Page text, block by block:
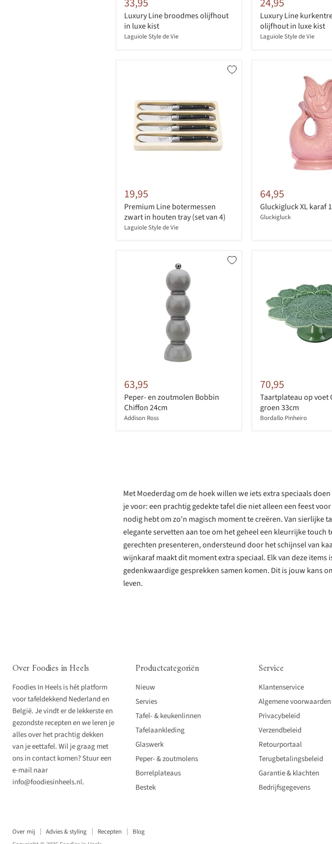
Luxury Line broodmes olijfhout
in luxe kist
Laguiole Style de Vie
Luxury Line
olijfhout in luxe kist
Laguiole Style de Vie
19,95
Premium Line botermessen
zwart in houten tray (set van 4)
Laguiole Style de Vie
64,95
Gluckigluck XL karaf
Gluckigluck
63,95
Peper- en zoutmolen Bobbin
Chiffon 24cm
Addison Ross
70,95
Taartplateau op voet
groen 33cm
Bordallo Pinheiro
Met Moederdag om de hoek willen we iets extra speciaals
je voor: een prachtig gedekte tafel die niet alleen een feest
nodig hebt om zo'n magisch moment te creëren.Van sierlijke
elegante servetten aan toe om het geheel een kleurrijke
gerechten presenteren, ondersteund door het schijnsel van
wijnkaraf maakt dit moment extra speciaal. Elk van deze
gedenkwaardige gesprekken samen komen. Dit is jouw kans
leven.
Over Foodies in Heels
Foodies In Heels is hét platform
voor tafeldekkend Nederland en
België. Je vindt er de lekkerste en
gezondste recepten en we leren je
alles over het prachtig dekken
van je eettafel. Wil je graag met
ons in contact komen? Stuur een
e-mail naar
info@foodiesinheels.nl.
Productcategoriën
Nieuw
Servies
Tafel- & keukenlinnen
Tafelaankleding
Glaswerk
Peper- & zoutmolens
Borrelplateaus
Bestek
Service
Klantenservice
Algemene voorwaarden
Privacybeleid
Verzendbeleid
Retourportaal
Terugbetalingsbeleid
Garantie & klachten
Bedrijfsgegevens
Over mij Advies & styling Recepten
Blog